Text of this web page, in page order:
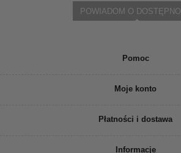
POWIADOM O
Pomoc
Moje konto
Płatności i dostawa
Informacje